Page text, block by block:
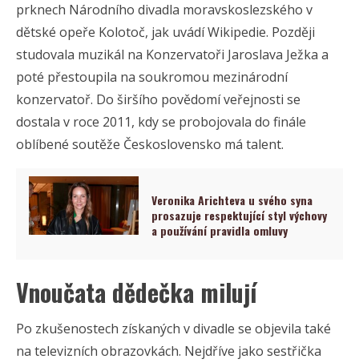
prknech Národního divadla moravskoslezského v
dětské opeře Kolotoč, jak uvádí Wikipedie. Později
studovala muzikál na Konzervatoři Jaroslava Ježka a
poté přestoupila na soukromou mezinárodní
konzervatoř. Do širšího povědomí veřejnosti se
dostala v roce 2011, kdy se probojovala do finále
oblíbené soutěže Československo má talent.
Veronika Arichteva u svého syna
prosazuje respektující styl výchovy
a používání pravidla omluvy
Vnoučata dědečka milují
Po zkušenostech získaných v divadle se objevila také
na televizních obrazovkách. Nejdříve jako sestřička